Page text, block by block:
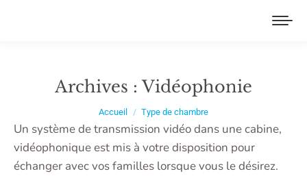
Archives :Vidéophonie
Vous êtes ici :
Accueil Type de chambre
Un système de transmission vidéo dans une cabine,
vidéophonique est mis à votre disposition pour
échanger avec vos familles lorsque vous le désirez.